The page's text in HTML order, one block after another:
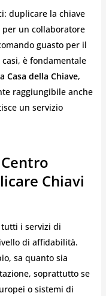
duplicare la chiave
un collaboratore
guasto per il
è fondamentale
Casa della Chiave,
raggiungibile anche
un servizio
Chiavi
i servizi di
di affidabilità.
sa quanto sia
soprattutto se
o sistemi di